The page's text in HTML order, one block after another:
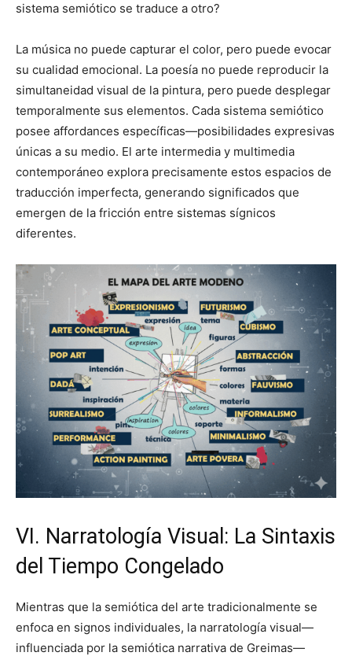
sistema semiótico se traduce a otro?
La música no puede capturar el color, pero puede evocar
su cualidad emocional. La poesía no puede reproducir la
simultaneidad visual de la pintura, pero puede desplegar
temporalmente sus elementos. Cada sistema semiótico
posee affordances específicas—posibilidades expresivas
únicas a su medio. El arte intermedia y multimedia
contemporáneo explora precisamente estos espacios de
traducción imperfecta, generando significados que
emergen de la fricción entre sistemas sígnicos
diferentes.
VI. Narratología Visual: La Sintaxis
del Tiempo Congelado
Mientras que la semiótica del arte tradicionalmente se
enfoca en signos individuales, la narratología visual—
influenciada por la semiótica narrativa de Greimas—